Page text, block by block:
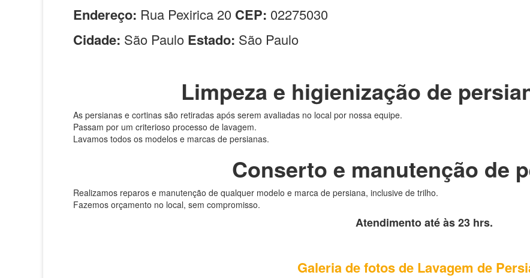
Endereço: Rua Pexirica 20 CEP: 02275030
Cidade: São Paulo Estado: São Paulo
Limpeza e higienização de
As persianas e cortinas são retiradas após serem avaliadas no local por nossa equipe.
Passam por um criterioso processo de lavagem.
Lavamos todos os modelos e marcas de persianas.
Conserto e manutenção de
Realizamos reparos e manutenção de qualquer modelo e marca de persiana, inclusive de trilho.
Fazemos orçamento no local, sem compromisso.
Atendimento até às 23 hrs.
Galeria de fotos de Lavagem de